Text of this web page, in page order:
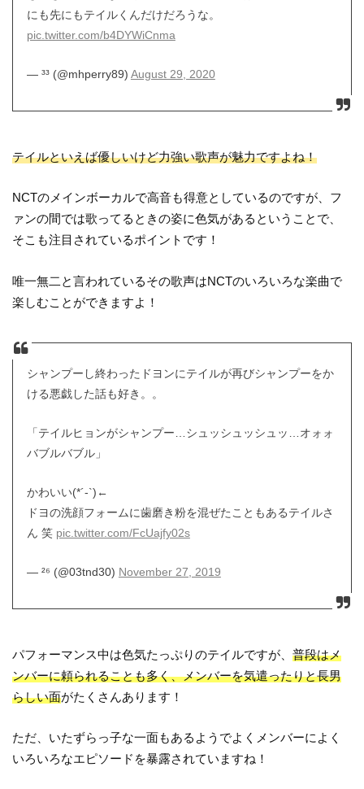
にも先にもテイルくんだけだろうな。
pic.twitter.com/b4DYWiCnma
— ³³ (@mhperry89) August 29, 2020
テイルといえば優しいけど力強い歌声が魅力ですよね！
NCTのメインボーカルで高音も得意としているのですが、フ
ァンの間では歌ってるときの姿に色気があるということで、
そこも注目されているポイントです！
唯一無二と言われているその歌声はNCTのいろいろな楽曲で
楽しむことができますよ！
シャンプーし終わったドヨンにテイルが再びシャンプーをか
ける悪戯した話も好き。。
「テイルヒョンがシャンプー…シュッシュッシュッ…オォォ
バブルバブル」
かわいい(*´-`)←
ドヨの洗顔フォームに歯磨き粉を混ぜたこともあるテイルさ
ん 笑 pic.twitter.com/FcUajfy02s
— ²⁶ (@03tnd30) November 27, 2019
パフォーマンス中は色気たっぷりのテイルですが、普段はメ
ンバーに頼られることも多く、メンバーを気遣ったりと長男
らしい面がたくさんあります！
ただ、いたずらっ子な一面もあるようでよくメンバーによく
いろいろなエピソードを暴露されていますね！